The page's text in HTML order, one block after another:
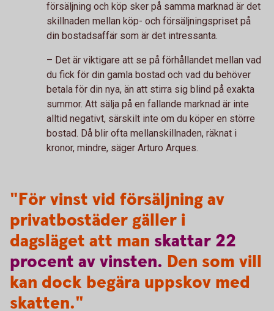
försäljning och köp sker på samma marknad är det
skillnaden mellan köp- och försäljningspriset på
din bostadsaffär som är det intressanta.
– Det är viktigare att se på förhållandet mellan vad
du fick för din gamla bostad och vad du behöver
betala för din nya, än att stirra sig blind på exakta
summor. Att sälja på en fallande marknad är inte
alltid negativt, särskilt inte om du köper en större
bostad. Då blir ofta mellanskillnaden, räknat i
kronor, mindre, säger Arturo Arques.
"För vinst vid försäljning av
privatbostäder gäller i
dagsläget att man skattar 22
procent avvinsten. Den som vill
kan dock begära uppskov med
skatten."